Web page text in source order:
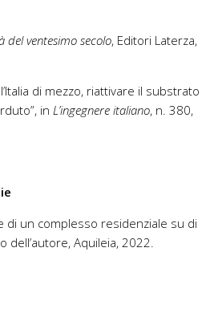
del ventesimo secolo, Editori Laterza,
di mezzo, riattivare il substrato
in L’ingegnere italiano, n. 380,
di un complesso residenziale su di
dell’autore, Aquileia, 2022.